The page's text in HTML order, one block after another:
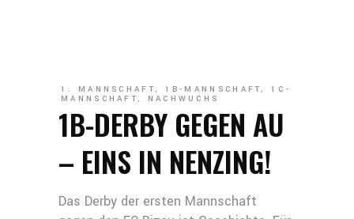
1. MANNSCHAFT, 1B-MANNSCHAFT,1C-
MANNSCHAFT, NACHWUCHS
1B-DERBY GEGEN AU
– EINS IN NENZING!
Das Derby der ersten Mannschaft